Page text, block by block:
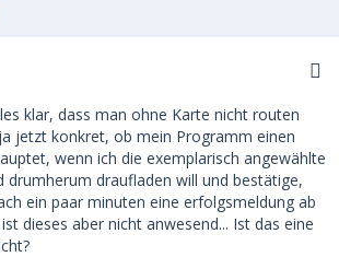
klar, dass man ohne Karte nicht routen
jetzt konkret, ob mein Programm einen
wenn ich die exemplarisch angewählte
drumherum draufladen will und bestätige,
ein paar minuten eine erfolgsmeldung ab
dieses aber nicht anwesend... Ist das eine